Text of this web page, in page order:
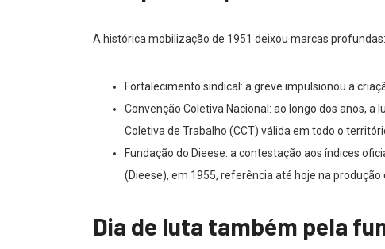
A histórica mobilização de 1951 deixou marcas profundas:
Fortalecimento sindical: a greve impulsionou a
Convenção Coletiva Nacional: ao longo dos anos,
Coletiva de Trabalho (CCT) válida em todo o
Fundação do Dieese: a contestação aos índices
(Dieese), em 1955, referência até hoje na
Dia de luta também pela